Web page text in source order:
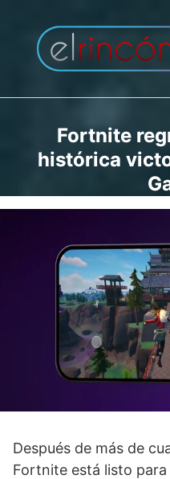
contenido
Fortnite
histórica
Después de más de
Fortnite está listo para